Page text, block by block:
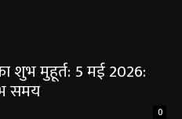
शुभ मुहूर्त: 5 मई 2026:
समय
0